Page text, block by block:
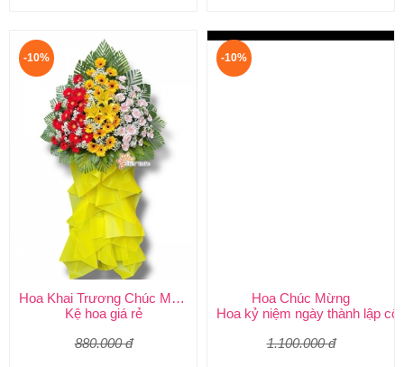
-10%
Hoa Khai Trương Chúc Mừng
Kệ hoa giá rẻ
880.000 đ
-10%
Hoa Chúc Mừng
Hoa kỷ niệm ngày thành lập
1.100.000 đ